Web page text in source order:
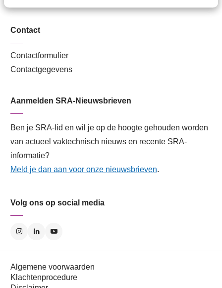
Contact
Contactformulier
Contactgegevens
Aanmelden SRA-Nieuwsbrieven
Ben je SRA-lid en wil je op de hoogte gehouden worden
van actueel vaktechnisch nieuws en recente SRA-
informatie?
Meld je dan aan voor onze nieuwsbrieven.
Volg ons op social media
Algemene voorwaarden
Klachtenprocedure